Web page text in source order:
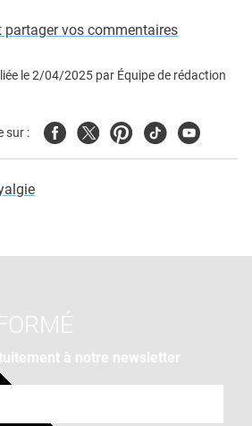
partager vos commentaires
le2/04/2025 par Équipe de rédaction
sur : FacebookTwitterPinterest
TiktokYoutube
à notre newsletter